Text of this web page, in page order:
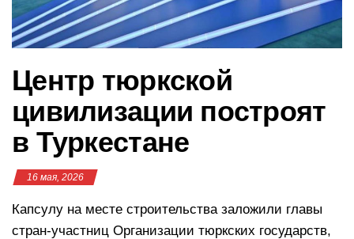
Центр тюркской
цивилизации построят
в Туркестане
16 мая, 2026
Капсулу на месте строительства заложили главы
стран-участниц Организации тюркских государств,